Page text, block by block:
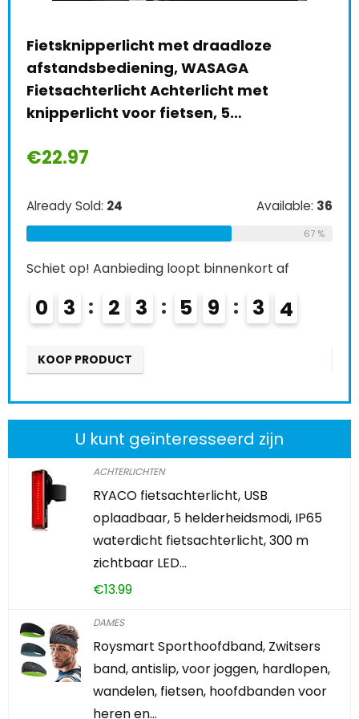
SHEAWA Fietszadel Seat Bow Mount
Houder Vervanging voor Garmin Varia
Achteruitkijkspiegel Rada RVR315
RTL510 RTL510…
€12.99
Already Sold: 27 Available:41
66 %
Schiet op! Aanbieding loopt binnenkort af
0 4 2 3 5 9 3 2
3
KOOP PRODUCT
U kunt geïnteresseerd zijn
ACHTERLICHTEN
RYACO fietsachterlicht, USB
oplaadbaar, 5 helderheidsmodi, IP65
waterdicht fietsachterlicht, 300 m
zichtbaar LED…
€13.99
DAMES
Roysmart Sporthoofdband, Zwitsers
band, antislip, voor joggen, hardlopen,
wandelen, fietsen, hoofdbanden voor
heren en…